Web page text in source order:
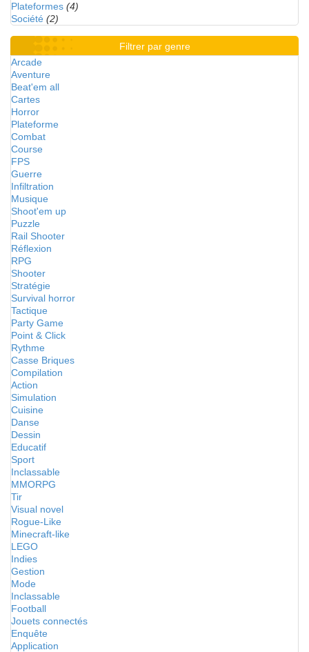
Plateformes (4)
Société (2)
Filtrer par genre
Arcade
Aventure
Beat'em all
Cartes
Horror
Plateforme
Combat
Course
FPS
Guerre
Infiltration
Musique
Shoot'em up
Puzzle
Rail Shooter
Réflexion
RPG
Shooter
Stratégie
Survival horror
Tactique
Party Game
Point & Click
Rythme
Casse Briques
Compilation
Action
Simulation
Cuisine
Danse
Dessin
Educatif
Sport
Inclassable
MMORPG
Tir
Visual novel
Rogue-Like
Minecraft-like
LEGO
Indies
Gestion
Mode
Inclassable
Football
Jouets connectés
Enquête
Application